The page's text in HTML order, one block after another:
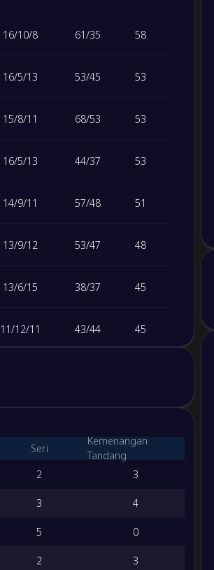
16/10/8 61/35 58
16/5/13 53/45 53
15/8/11 68/53 53
16/5/13 44/37 53
14/9/11 57/48 51
13/9/12 53/47 48
13/6/15 38/37 45
11/12/11 43/44 45
17 /54
16
34
16 34
Seri
Kemenangan
Tandang
2 3
3 4
5 0
2 3